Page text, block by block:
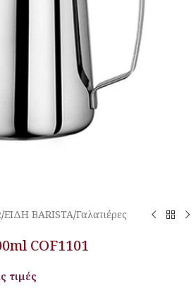
/ΕΙΔΗ BARISTA/Γαλατιέρες
COF1101
τιμές